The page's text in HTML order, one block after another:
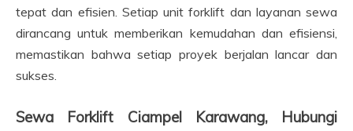
tepat dan efisien. Setiap unit forklift dan layanan sewa
dirancang untuk memberikan kemudahan dan efisiensi,
memastikan bahwa setiap proyek berjalan lancar dan
sukses.
Sewa Forklift Ciampel Karawang, Hubungi